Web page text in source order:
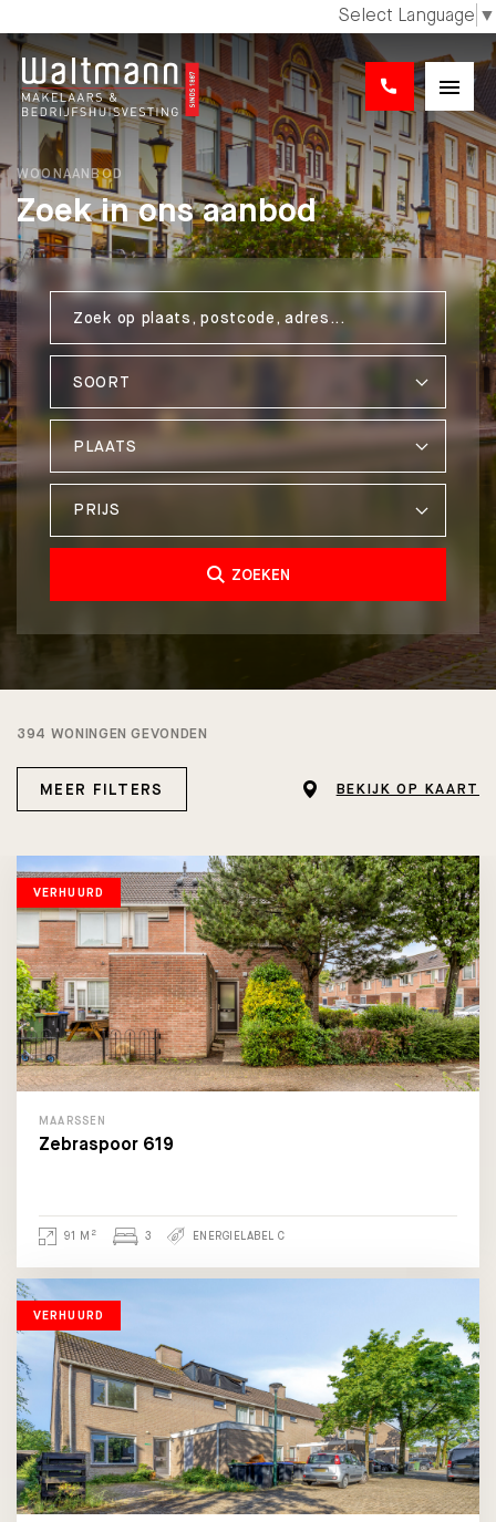
Select Language ▼
WOONAANBOD
Zoek in ons aanbod
PRIJS
ZOEKEN
394 WONINGEN GEVONDEN
MEER FILTERS BEKIJK OP KAART
VERHUURD
MAARSSEN
Zebraspoor 619
91 M 2 3 ENERGIELABEL C
VERHUURD